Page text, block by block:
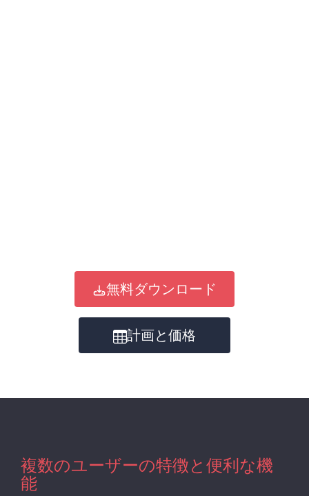
無料ダウンロード
計画と価格
複数のユーザーの特徴と便利な機
能